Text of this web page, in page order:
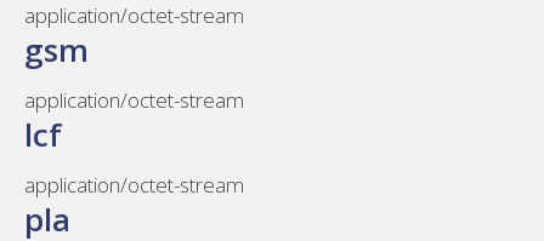
application/octet-stream
gsm
application/octet-stream
lcf
application/octet-stream
pla